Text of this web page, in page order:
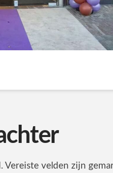
Vereiste velden zijn